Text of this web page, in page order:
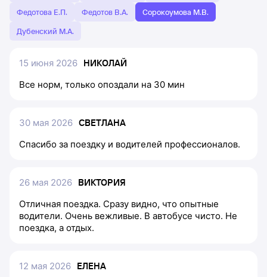
Федотова Е.П.
Федотов В.А.
Сорокоумова М.В.
Дубенский М.А.
15 июня 2026 НИКОЛАЙ
Все норм, только опоздали на 30 мин
30 мая 2026 СВЕТЛАНА
Спасибо за поездку и водителей профессионалов.
26 мая 2026 ВИКТОРИЯ
Отличная поездка. Сразу видно, что опытные
водители. Очень вежливые. В автобусе чисто. Не
поездка, а отдых.
12 мая 2026 ЕЛЕНА